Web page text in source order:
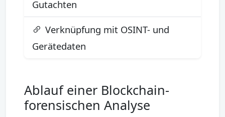
Gutachten
Verknüpfung mit OSINT- und
Gerätedaten
Ablauf einer Blockchain-
forensischen Analyse